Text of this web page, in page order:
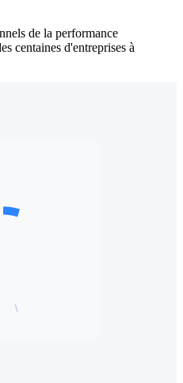
de la performance
centaines d'entreprises à